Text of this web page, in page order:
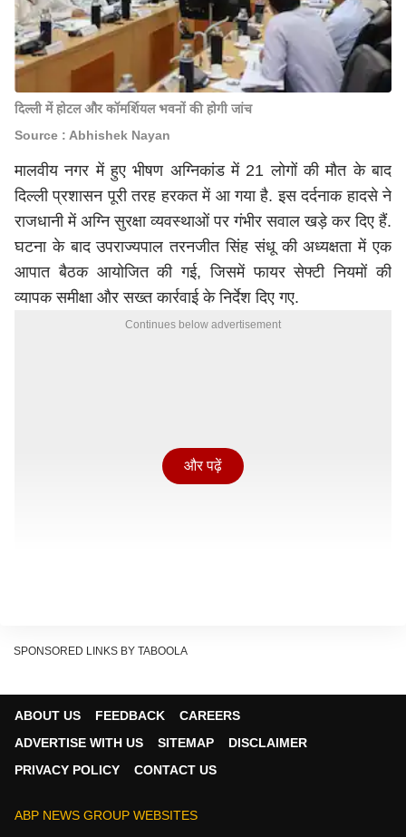
दिल्ली में होटल और कॉमर्शियल भवनों की होगी जांच
Source : Abhishek Nayan
मालवीय नगर में हुए भीषण अग्निकांड में 21 लोगों की मौत के बाद
दिल्ली प्रशासन पूरी तरह हरकत में आ गया है. इस दर्दनाक हादसे ने
राजधानी में अग्नि सुरक्षा व्यवस्थाओं पर गंभीर सवाल खड़े कर दिए हैं.
घटना के बाद उपराज्यपाल तरनजीत सिंह संधू की अध्यक्षता में एक
आपात बैठक आयोजित की गई, जिसमें फायर सेफ्टी नियमों की
व्यापक समीक्षा और सख्त कार्रवाई के निर्देश दिए गए.
Continues below advertisement
हो, इसके लिए जरूरत पड़ने पर डीएनए जांच कराने का भी फैसला
और पढ़ें
SPONSORED LINKS BY TABOOLA
ABOUT US FEEDBACK
CAREERS
ADVERTISE WITH US
SITEMAP
DISCLAIMER
PRIVACY POLICY
CONTACT US
ABP NEWS GROUP WEBSITES